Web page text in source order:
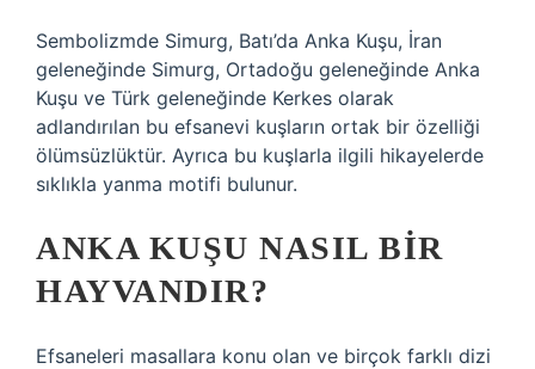
Sembolizmde Simurg, Batı’da Anka Kuşu, İran
geleneğinde Simurg, Ortadoğu geleneğinde Anka
Kuşu ve Türk geleneğinde Kerkes olarak
adlandırılan bu efsanevi kuşların ortak bir özelliği
ölümsüzlüktür. Ayrıca bu kuşlarla ilgili hikayelerde
sıklıkla yanma motifi bulunur.
ANKA KUŞU NASIL BIR
HAYVANDIR?
Efsaneleri masallara konu olan ve birçok farklı dizi